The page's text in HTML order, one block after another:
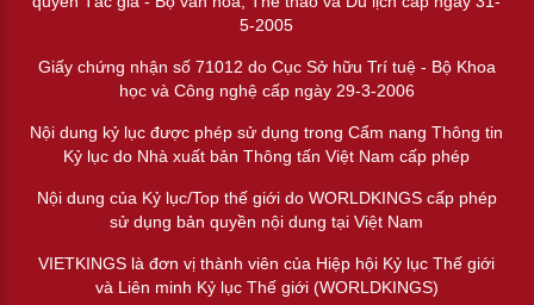
5-2005
Giấy chứng nhận số 71012 do Cục Sở hữu Trí tuệ - Bộ Khoa
học và Công nghệ cấp ngày 29-3-2006
Nội dung kỷ lục được phép sử dụng trong Cẩm nang Thông tin
Kỷ lục do Nhà xuất bản Thông tấn Việt Nam cấp phép
Nội dung của Kỷ lục/Top thế giới do WORLDKINGS cấp phép
sử dụng bản quyền nội dung tại Việt Nam
VIETKINGS là đơn vị thành viên của Hiệp hội Kỷ lục Thế giới
và Liên minh Kỷ lục Thế giới (WORLDKINGS)